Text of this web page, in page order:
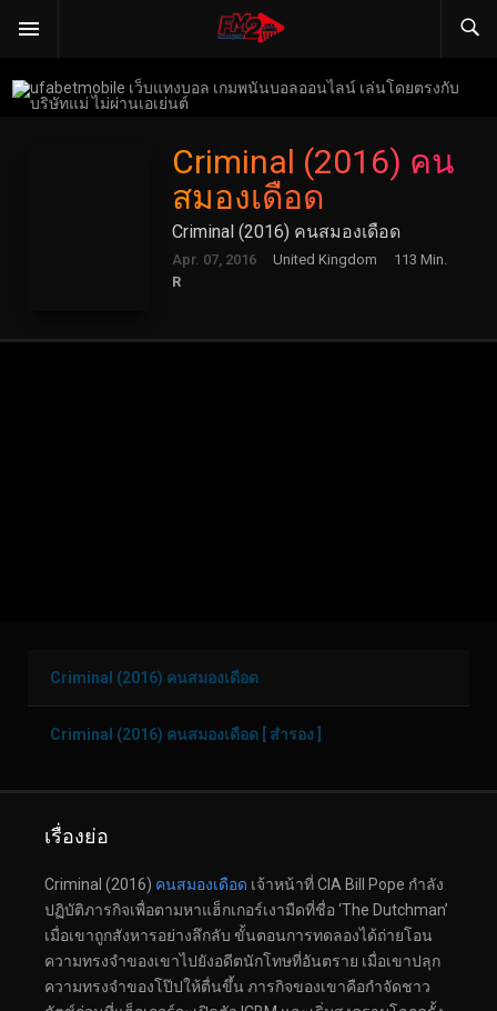
Criminal (2016) คน
สมองเดือด
Criminal (2016) คนสมองเดือด
Apr. 07, 2016 United Kingdom
113 Min.
R
Criminal (2016) คนสมองเดือด
Criminal (2016) คนสมองเดือด [ สำรอง ]
เรื่องย่อ
Criminal (2016) คนสมองเดือด เจ้าหน้าที่ CIA Bill Pope กำลัง
ปฏิบัติภารกิจเพื่อตามหาแฮ็กเกอร์เงามืดที่ชื่อ ‘The Dutchman’
เมื่อเขาถูกสังหารอย่างลึกลับ ขั้นตอนการทดลองได้ถ่ายโอน
ความทรงจำของเขาไปยังอดีตนักโทษที่อันตราย เมื่อเขาปลุก
ความทรงจำของโป๊ปให้ตื่นขึ้น ภารกิจของเขาคือกำจัดชาว